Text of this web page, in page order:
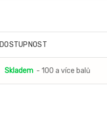
DOSTUPNOST
Skladem - 100 a více balů